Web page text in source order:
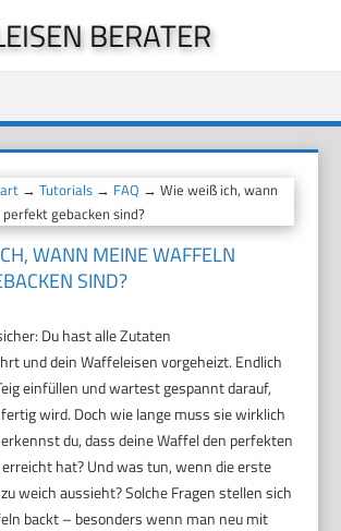
BERATER
→Tutorials → FAQ → Wie weiß ich, wann
gebacken sind?
WANN MEINE WAFFELN P
SIND?
Du hast alle Zutaten
und dein Waffeleisen vorgeheizt. Endlich
einfüllen und wartest gespannt darauf,
wird. Doch wie lange muss sie wirklich
du, dass deine Waffel den perfekten
hat? Und was tun, wenn die erste
weich aussieht? Solche Fragen stellen sich
backt – besonders wenn man neu mit